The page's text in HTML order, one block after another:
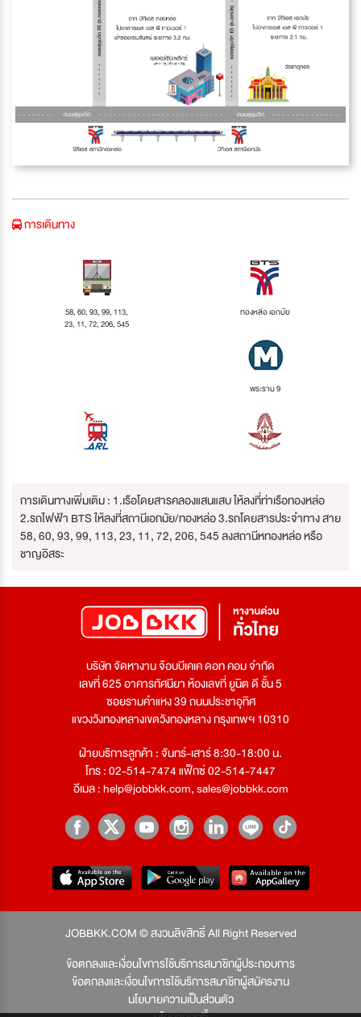
การเดินทาง
58, 60, 93, 99, 113,
23, 11, 72, 206, 545
ทองหล่อ เอกมัย
พระราม 9
การเดินทางเพิ่มเติม : 1.เรือโดยสารคลองแสนแสบ ให้ลงที่ท่าเรือทองหล่อ
2.รถไฟฟ้า BTS ให้ลงที่สถานีเอกมัย/ทองหล่อ 3.รถโดยสารประจำทาง สาย
58, 60, 93, 99, 113, 23, 11, 72, 206, 545 ลงสถานีหทองหล่อ หรือ
ชาญอิสระ
บริษัท จัดหางาน จ๊อบบีเคเค ดอท คอม จำกัด
เลขที่ 625 อาคารทัศนียา ห้องเลขที่ ยูนิต ดี ชั้น 5
ซอยรามคำแหง 39 ถนนประชาอุทิศ
แขวงวังทองหลางเขตวังทองหลาง กรุงเทพฯ 10310
ฝ่ายบริการลูกค้า : จันทร์-เสาร์ 8:30-18:00 น.
โทร : 02-514-7474 แฟ็กซ์ 02-514-7447
อีเมล :help@jobbkk.com,sales@jobbkk.com
JOBBKK.COM © สงวนลิขสิทธิ์ All Right Reserved
ข้อตกลงและเงื่อนไขการใช้บริการสมาชิกผู้ประกอบการ
ข้อตกลงและเงื่อนไขการใช้บริการสมาชิกผู้สมัครงาน
นโยบายความเป็นส่วนตัว